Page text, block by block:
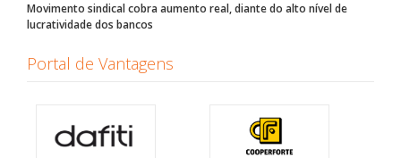
Movimento sindical cobra aumento real, diante do alto nível de
lucratividade dos bancos
Portal de Vantagens